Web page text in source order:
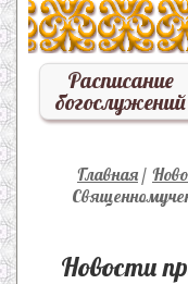
Расписание
богослужений
Главная /
Новости